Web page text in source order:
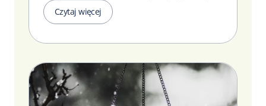
zwierzętom....
Czytaj więcej